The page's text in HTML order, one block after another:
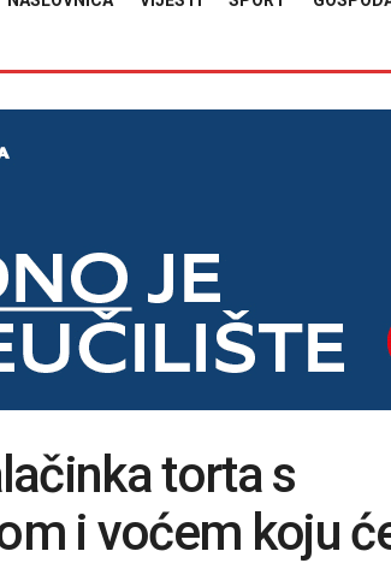
torta s
i voćem koju